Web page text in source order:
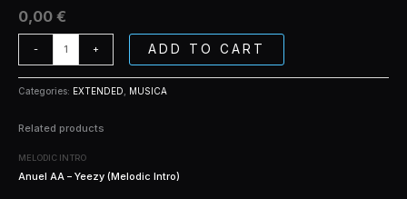
0,00 €
-
quantity
+ ADD TO CART
Categories: EXTENDED MUSICA
Related products
MELODIC INTRO
Anuel AA – Yeezy (Melodic Intro)